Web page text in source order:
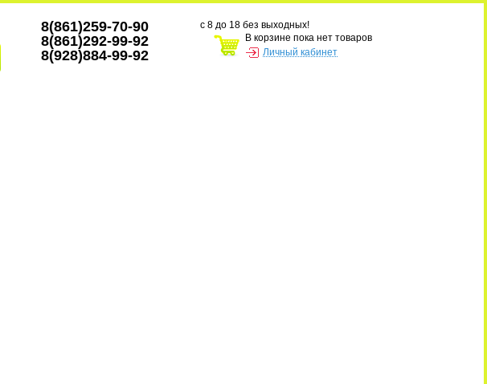
8(861)259-70-90
8(861)292-99-92
8(928)884-99-92
с 8 до 18 без выходных!
В корзине пока нет товаров
Личный кабинет